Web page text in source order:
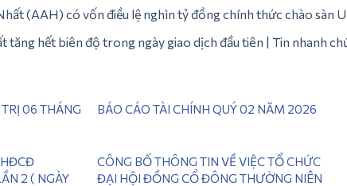
(AAH) có vốn điều lệ nghìn tỷ đồng chính thức chào sàn
tăng hết biên độ trong ngày giao dịch đầu tiên | Tin nhanh
06 THÁNG
BÁO CÁO TÀI CHÍNH QUÝ 02 NĂM 2026
2 ( NGÀY
CÔNG BỐ THÔNG TIN VỀ VIỆC TỔ CHỨC
ĐẠI HỘI ĐỒNG CỔ ĐÔNG THƯỜNG NIÊN